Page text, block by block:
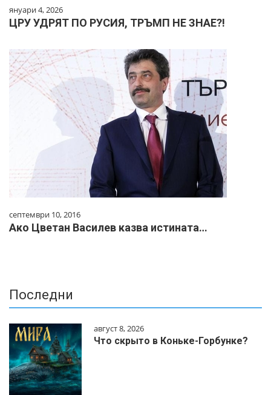
януари 4, 2026
ЦРУ УДРЯТ ПО РУСИЯ, ТРЪМП НЕ ЗНАЕ?!
септември 10, 2016
Ако Цветан Василев казва истината…
Последни
август 8, 2026
Что скрыто в Коньке-Горбунке?